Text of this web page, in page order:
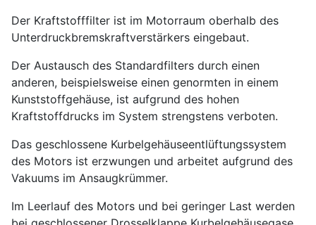
Der Kraftstofffilter ist im Motorraum oberhalb des
Unterdruckbremskraftverstärkers eingebaut.
Der Austausch des Standardfilters durch einen
anderen, beispielsweise einen genormten in einem
Kunststoffgehäuse, ist aufgrund des hohen
Kraftstoffdrucks im System strengstens verboten.
Das geschlossene Kurbelgehäuseentlüftungssystem
des Motors ist erzwungen und arbeitet aufgrund des
Vakuums im Ansaugkrümmer.
Im Leerlauf des Motors und bei geringer Last werden